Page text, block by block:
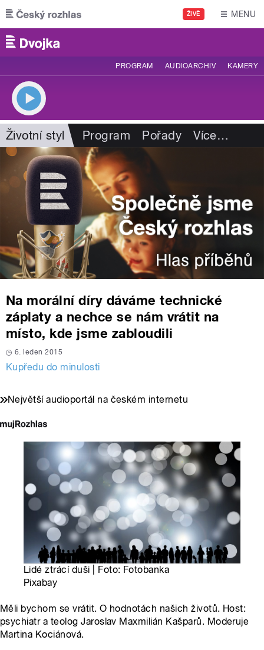
Přejít k hlavnímu obsahu
ŽIVĚ MENU
PROGRAM AUDIOARCHIV KAMERY
Životní styl Program Pořady Více…
Na morální díry dáváme technické
záplaty a nechce se nám vrátit na
místo, kde jsme zabloudili
6. leden 2015
Kupředu do minulosti
Největší audioportál na českém internetu
Lidé ztrácí duši | Foto: Fotobanka
Pixabay
Měli bychom se vrátit. O hodnotách našich životů. Host:
psychiatr a teolog Jaroslav Maxmilián Kašparů. Moderuje
Martina Kociánová.